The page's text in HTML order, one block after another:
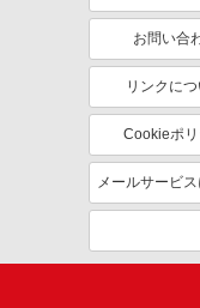
お問い合
リンクに
Cookieポ
メールサービ